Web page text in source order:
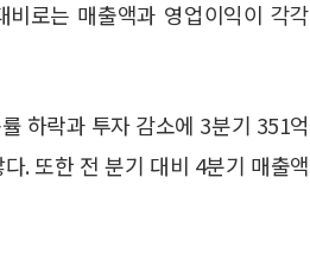
로는 매출액과 영업이익이 각각
하락과 투자 감소에 3분기 351억
. 또한 전 분기 대비 4분기 매출액